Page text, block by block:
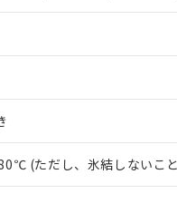
(ただし、氷結しないこと
※1 対応状況